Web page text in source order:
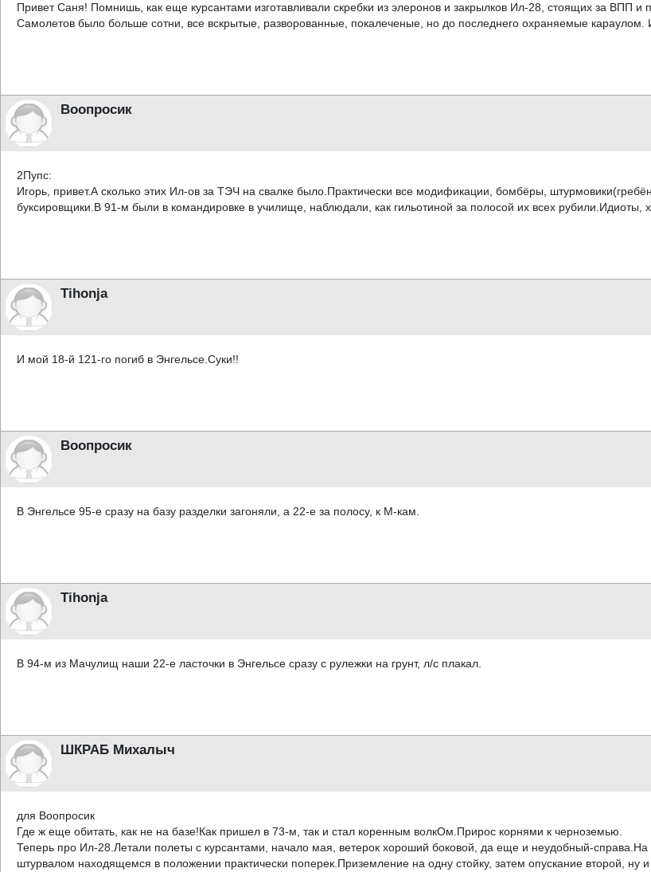
Привет Саня! Помнишь, как еще курсантами изготавливали скребки из элеронов и закрылков Ил-28, стоящих за ВПП и
Самолетов было больше сотни, все вскрытые, разворованные, покалеченые, но до последнего охраняемые караулом.
Воопросик
2Пупс:
Игорь, привет.А сколько этих Ил-ов за ТЭЧ на свалке было.Практически все модификации, бомбёры,
буксировщики.В 91-м были в командировке в училище, наблюдали, как гильотиной за полосой их всех рубили.Идиоты,
Tihonja
И мой 18-й 121-го погиб в Энгельсе.Суки!!
Воопросик
В Энгельсе 95-е сразу на базу разделки загоняли, а 22-е за полосу, к М-кам.
Tihonja
В 94-м из Мачулищ наши 22-е ласточки в Энгельсе сразу с рулежки на грунт, л/с плакал.
ШКРАБ Михалыч
для Воопросик
Где ж еще обитать, как не на базе!Как пришел в 73-м, так и стал коренным волкОм.Прирос корнями к черноземью.
Теперь про Ил-28.Летали полеты с курсантами, начало мая, ветерок хороший боковой, да еще и неудобный-
штурвалом находящемся в положении практически поперек.Приземление на одну стойку, затем опускание второй, ну